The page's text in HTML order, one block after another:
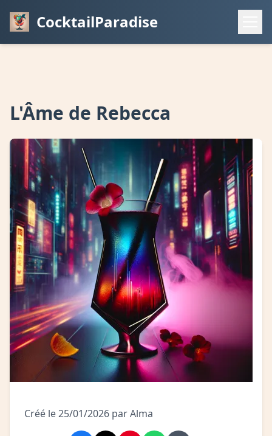
CocktailParadise
L'Âme de Rebecca
Créé le 25/01/2026 par Alma